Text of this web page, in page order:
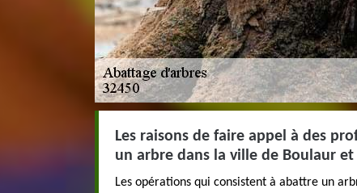
Les raisons de faire appel à des
un arbre dans la ville de Boulaur et
Les opérations qui consistent à abattre un